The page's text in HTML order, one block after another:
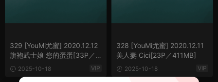
329 [YouMi尤蜜] 2020.12.12
旗袍武士娘 您的蛋蛋[33P／6
50MB]
2025-10-18 VIP
328 [YouMi尤蜜] 2020.12.11
美人妻 Cici[23P／411MB]
2025-10-18 VIP